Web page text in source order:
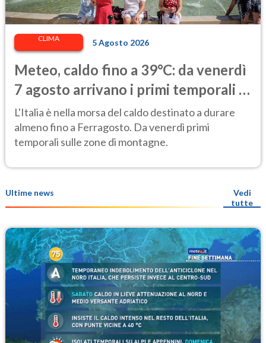
CLIMA 5 Agosto 2026
Meteo, caldo fino a 39°C: da venerdì
7 agosto arrivano i primi temporali e
un lieve calo delle temperature
L'Italia è nella morsa del caldo destinato a durare
almeno fino a Ferragosto. Da venerdì primi
temporali sulle zone di montagne.
Ultime news
Vedi
tutte